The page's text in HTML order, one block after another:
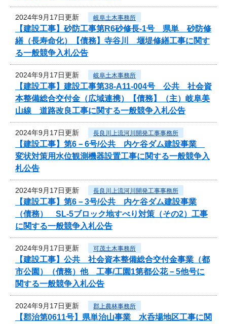
2024年9月17日更新 岐阜土木事務所
【建設工事】砂防工事第R6砂修長-1号 県単 砂防修
繕（長寿命化）【債務】寺谷川 堰堤修繕工事に関す
る一般競争入札公告
2024年9月17日更新 岐阜土木事務所
【建設工事】建設工事第38-A11-004号 公共 社会資
本整備総合交付金（広域連携）【債務】（主）岐阜美
山線 道路改良工事に関する一般競争入札公告
2024年9月17日更新 長良川上流河川開発工事事務所
【建設工事】第6－6号/公共 内ケ谷ダム建設事業
変状対策用水位観測機器設置工事に関する一般競争入
札公告
2024年9月17日更新 長良川上流河川開発工事事務所
【建設工事】第6－3号/公共 内ケ谷ダム建設事業
（債務） SL-5ブロック地すべり対策（その2）工事
に関する一般競争入札公告
2024年9月17日更新 可茂土木事務所
【建設工事】公共 社会資本整備総合交付金事業（都
市公園）（債務）他 工事/工園1第都公花－5他号に
関する一般競争入札公告
2024年9月17日更新 郡上農林事務所
【郡治第0611号】県単治山事業 水呑場地区工事に関